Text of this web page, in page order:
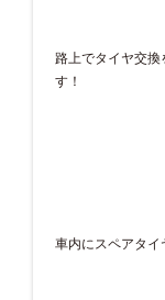
路上でタイヤ交換
す！
車内にスペアタイ